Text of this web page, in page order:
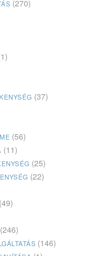
(270)
(37)
(56)
(11)
(25)
(22)
(49)
(246)
(146)